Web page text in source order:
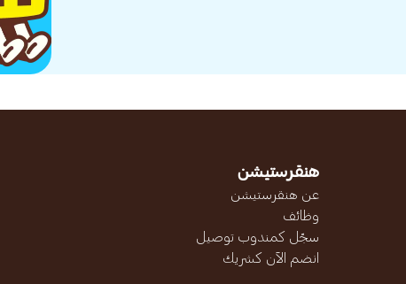
هنقرستيشن
عن هنقرستيشن
وظائف
سجّل كمندوب توصيل
انضم الآن كشريك